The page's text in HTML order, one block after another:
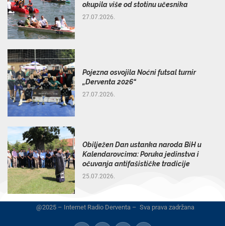
okupila više od stotinu učesnika
27.07.2026.
Pojezna osvojila Noćni futsal turnir
„Derventa 2026“
27.07.2026.
Obilježen Dan ustanka naroda BiH u
Kalendarovcima: Poruka jedinstva i
očuvanja antifašističke tradicije
25.07.2026.
@2025 – Internet Radio Derventa – Sva prava zadržana